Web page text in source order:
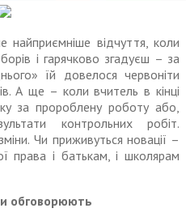
відчуття, коли
і гарячково згадуєш – за
їй довелося червоніти
А ще – коли вчитель в кінці
за пророблену роботу або,
контрольних робіт.
Чи приживуться новації –
права і батькам, і школярам
обговорюють